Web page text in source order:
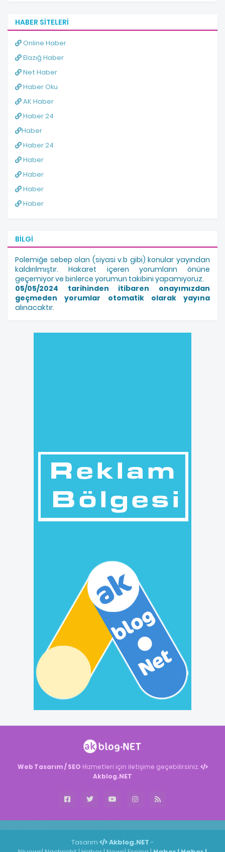
HABER SITELERI
Online Haber
Elazığ Haber
Net Haber
Haber Oku
AK Haber
Haber 24
Haber
Haber 24
Haber
Haber
Haber
Haber
BILGI
Polemiğe sebep olan (siyasi v.b gibi) konular yayından
kaldırılmıştır. Hakaret içeren yorumların önüne
geçemiyor ve binlerce yorumun takibini yapamıyoruz.
05/05/2024 tarihinden itibaren onayımızdan
geçmeden yorumlar otomatik olarak yayına
alınacaktır.
Web Tasarım / SEO Hizmetleri için iletişime geçebilirsiniz.
Akblog.NET
Tasarım Akblog.NET -